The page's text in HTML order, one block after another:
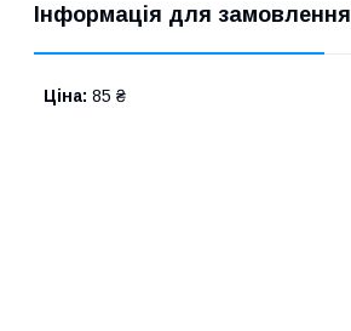
Інформація для замовлення
Ціна: 85 ₴